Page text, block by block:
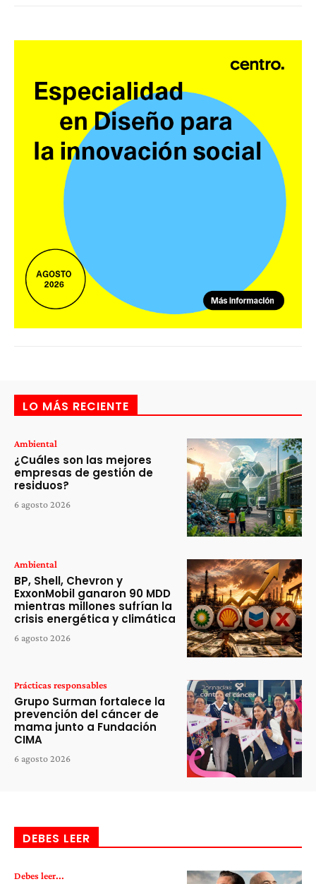
LO MÁS RECIENTE
Ambiental
¿Cuáles son las mejores
empresas de gestión de
residuos?
6 agosto 2026
Ambiental
BP, Shell, Chevron y
ExxonMobil ganaron 90 MDD
mientras millones sufrían la
crisis energética y climática
6 agosto 2026
Prácticas responsables
Grupo Surman fortalece la
prevención del cáncer de
mama junto a Fundación
CIMA
6 agosto 2026
DEBES LEER
Debes leer...